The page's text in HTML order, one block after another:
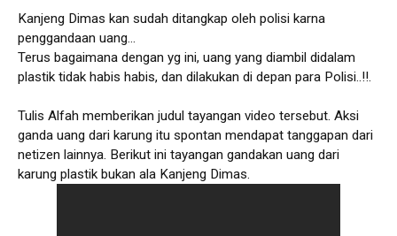
Kanjeng Dimas kan sudah ditangkap oleh polisi karna
penggandaan uang...
Terus bagaimana dengan yg ini, uang yang diambil didalam
plastik tidak habis habis, dan dilakukan di depan para Polisi..!!.
Tulis Alfah memberikan judul tayangan video tersebut. Aksi
ganda uang dari karung itu spontan mendapat tanggapan dari
netizen lainnya. Berikut ini tayangan gandakan uang dari
karung plastik bukan ala Kanjeng Dimas.